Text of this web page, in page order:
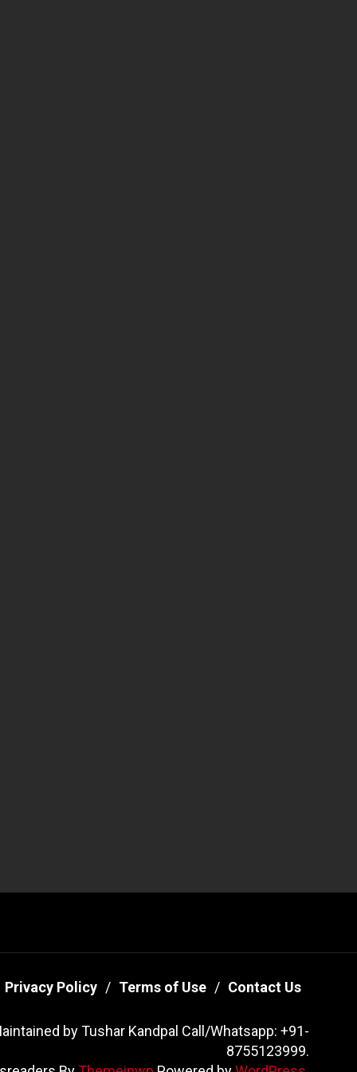
Privacy Policy Terms of Use Contact Us
by Tushar Kandpal Call/Whatsapp: +91-
8755123999.